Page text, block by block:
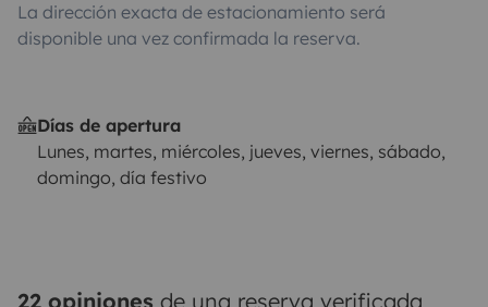
📩 Contáctame sin problema
La dirección exacta de estacionamiento será
disponible una vez confirmada la reserva.
Días de apertura
Lunes, martes, miércoles, jueves, viernes, sábado,
domingo, día festivo
22 opiniones de una reserva verificada